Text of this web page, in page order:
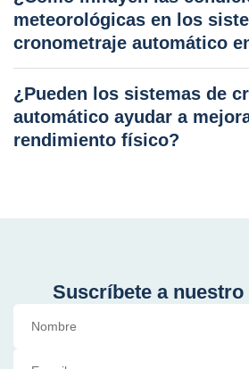
meteorológicas en los
cronometraje automático
¿Pueden los sistemas de
automático ayudar a
rendimiento físico?
Suscríbete a